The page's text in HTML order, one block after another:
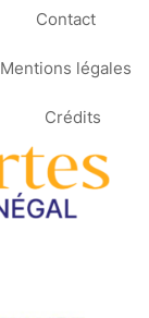
Contact
Mentions légales
Crédits